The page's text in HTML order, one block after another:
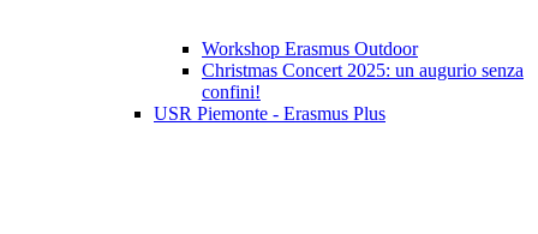
Workshop Erasmus Outdoor
Christmas Concert 2025: un augurio senza
confini!
USR Piemonte - Erasmus Plus